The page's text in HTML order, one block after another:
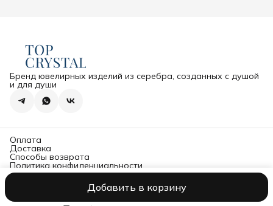
Добавить в корзину
Бренд ювелирных изделий из серебра, созданных с душой
и для души
Оплата
Доставка
Способы возврата
Политика конфиденциальности
Оферта
Политика обработки и защиты персональных данных